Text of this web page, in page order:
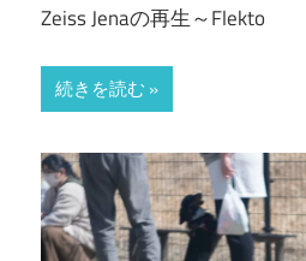
Zeiss Jenaの再生～Flekto
続きを読む